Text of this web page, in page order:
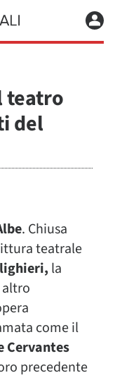
teatro
del
be. Chiusa
teatrale
la
come il
Cervantes
precedente